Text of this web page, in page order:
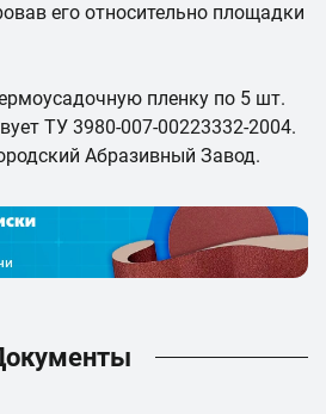
его относительно площадки
пленку по 5 шт.
ТУ 3980-007-00223332-2004.
Абразивный Завод.